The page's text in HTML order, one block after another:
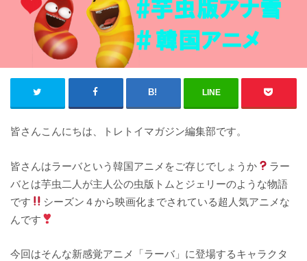
LINE
皆さんこんにちは、トレトイマガジン編集部です。
皆さんはラーバという韓国アニメをご存じでしょうか
ラー
バとは芋虫二人が主人公の虫版トムとジェリーのような物語
です
シーズン４から映画化までされている超人気アニメな
んです
今回はそんな新感覚アニメ「ラーバ」に登場するキャラクタ